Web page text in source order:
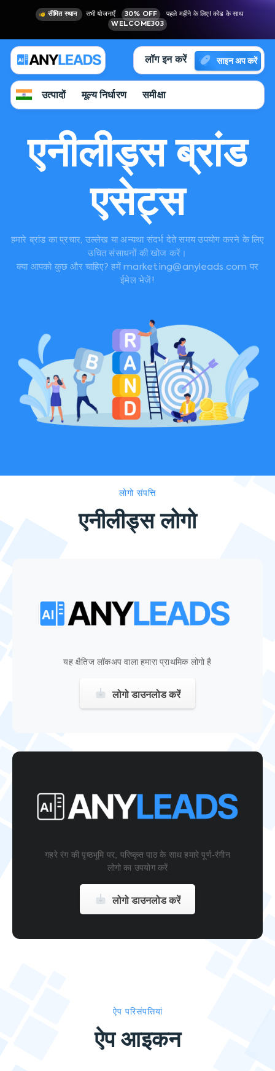
सीमित स्थान सभी योजनाएँ 30% OFF
पहले महीने के लिए! कोड के साथ
WELCOME303
लॉग इन करें साइन अप करें
उत्पादों मूल्य निर्धारण समीक्षा
एनीलीड्स ब्रांड
एसेट्स
हमारे ब्रांड का प्रचार, उल्लेख या अन्यथा संदर्भ देते समय उपयोग करने के लिए
उचित संसाधनों की खोज करें।
क्या आपको कुछ और चाहिए? हमें marketing@anyleads.com पर
ईमेल भेजें!
लोगो संपत्ति
एनीलीड्स लोगो
यह क्षैतिज लॉकअप वाला हमारा प्राथमिक लोगो है
लोगो डाउनलोड करें
गहरे रंग की पृष्ठभूमि पर, परिष्कृत पाठ के साथ हमारे पूर्ण-रंगीन
लोगो का उपयोग करें
लोगो डाउनलोड करें
ऐप परिसंपत्तियां
ऐप आइकन